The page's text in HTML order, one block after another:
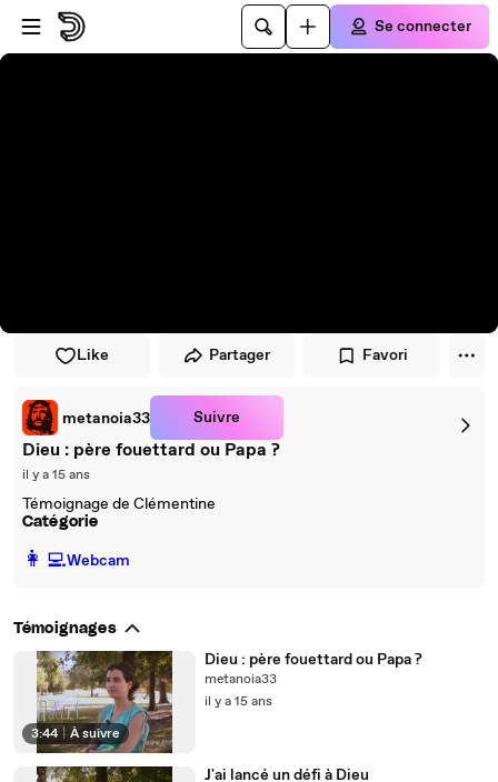
Passer au contenu principal
Se connecter
Like Partager Favori
metanoia33 Suivre
Dieu : père fouettard ou Papa ?
il y a 15 ans
Témoignage de Clémentine
Catégorie
️👩‍💻️Webcam
Témoignages
3:44 | À suivre
Dieu : père fouettard ou Papa ?
metanoia33
il y a 15 ans
J'ai lancé un défi à Dieu